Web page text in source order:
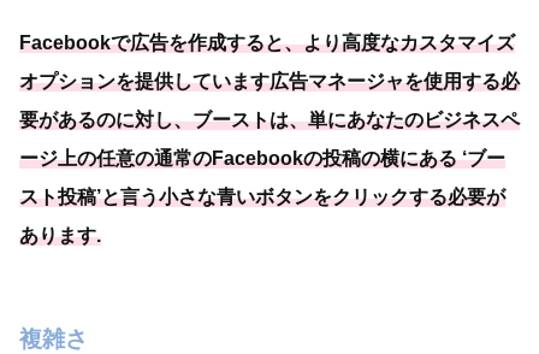
Facebookで広告を作成すると、より高度なカスタマイズ
オプションを提供しています広告マネージャを使用する必
要があるのに対し、ブーストは、単にあなたのビジネスペ
ージ上の任意の通常のFacebookの投稿の横にある ‘ブー
スト投稿’と言う小さな青いボタンをクリックする必要が
あります.
複雑さ